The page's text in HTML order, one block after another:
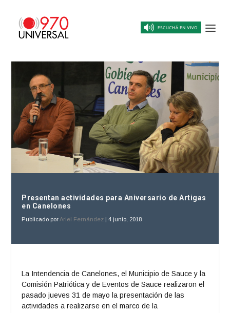
Presentan actividades para Aniversario de Artigas
en Canelones
Publicado porAriel Fernández |4 junio, 2018
La Intendencia de Canelones, el Municipio de Sauce y la
Comisión Patriótica y de Eventos de Sauce realizaron el
pasado jueves 31 de mayo la presentación de las
actividades a realizarse en el marco de la